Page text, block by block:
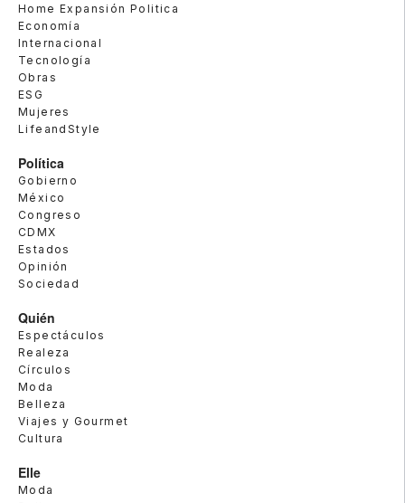
Home Expansión Politica
Economía
Internacional
Tecnología
Obras
ESG
Mujeres
LifeandStyle
Política
Gobierno
México
Congreso
CDMX
Estados
Opinión
Sociedad
Quién
Espectáculos
Realeza
Círculos
Moda
Belleza
Viajes y Gourmet
Cultura
Elle
Moda